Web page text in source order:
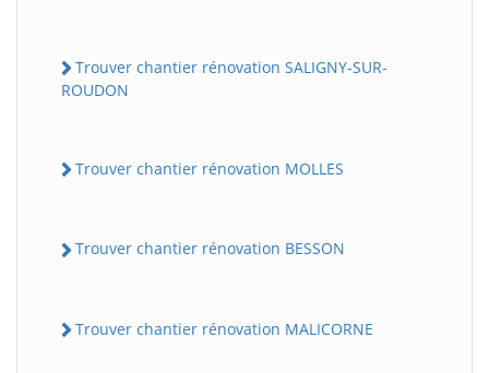
Trouver chantier rénovation SALIGNY-SUR-
ROUDON
Trouver chantier rénovation MOLLES
Trouver chantier rénovation BESSON
Trouver chantier rénovation MALICORNE